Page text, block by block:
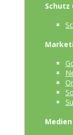
Schutz
Medien